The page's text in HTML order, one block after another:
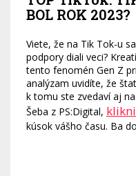
BOL ROK 2023?
Viete, že na Tik Tok-u
podpory diali veci?
tento fenomén Gen Z
analýzam uvidíte, že
k tomu ste zvedaví aj
Šeba z PS:Digital,
kúsok vášho času. Ba